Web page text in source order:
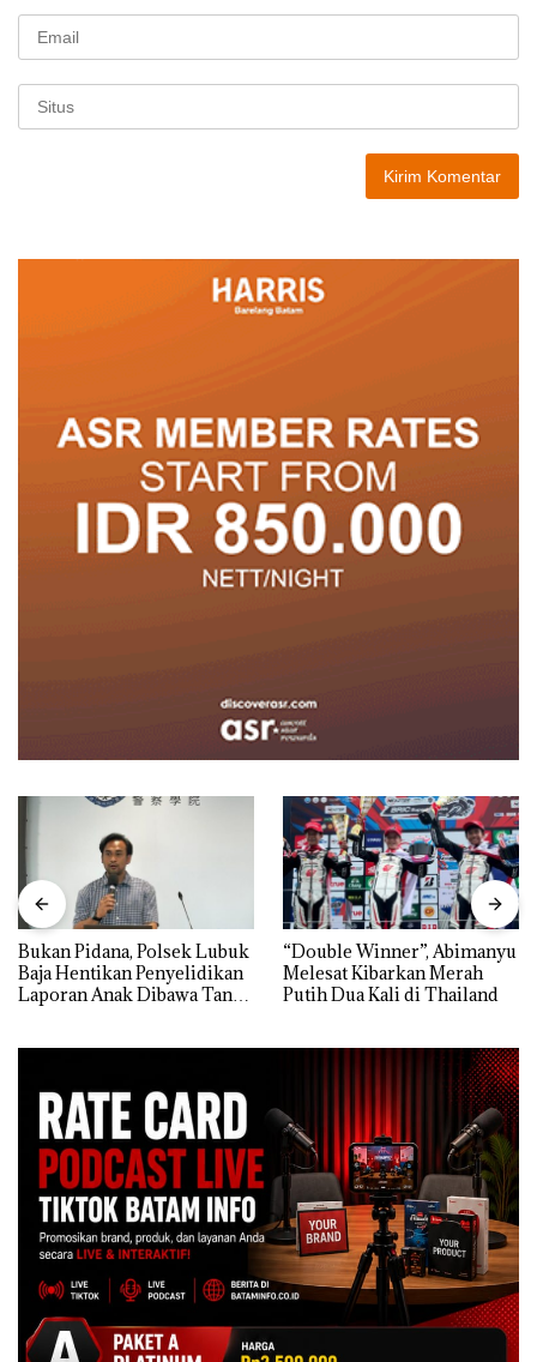
Bukan Pidana, Polsek Lubuk
Baja Hentikan Penyelidikan
Laporan Anak Dibawa Tanpa
“Double Winner”, Abimanyu
Melesat Kibarkan Merah
Putih Dua Kali di Thailand